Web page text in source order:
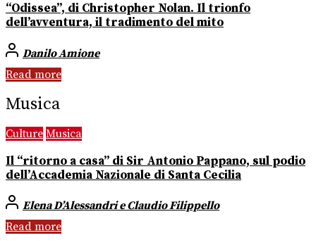
“Odissea”, di Christopher Nolan. Il trionfo
dell’avventura, il tradimento del mito
Danilo Amione
Read more
Musica
Culture Musica
Il “ritorno a casa” di Sir Antonio Pappano, sul podio
dell’Accademia Nazionale di Santa Cecilia
Elena D’Alessandri e Claudio Filippello
Read more